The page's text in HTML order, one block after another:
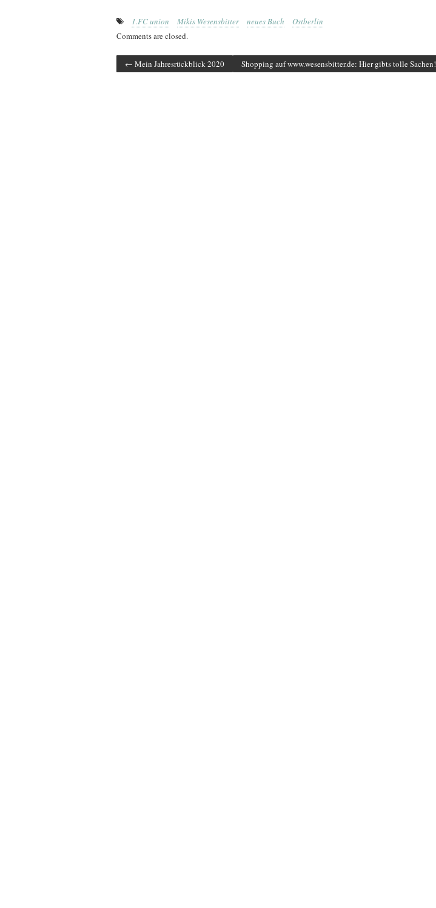
1.FC union Mikis Wesensbitter neues Buch
Ostberlin
Comments are closed.
← Mein Jahresrückblick 2020 Shopping auf www.wesensbitter.de: Hier gibts tolle Sachen!